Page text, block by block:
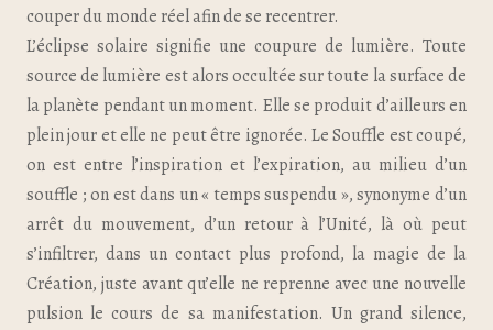
couper du monde réel afin de se recentrer.
L’éclipse solaire signifie une coupure de lumière. Toute
source de lumière est alors occultée sur toute la surface de
la planète pendant un moment. Elle se produit d’ailleurs en
plein jour et elle ne peut être ignorée. Le Souffle est coupé,
on est entre l’inspiration et l’expiration, au milieu d’un
souffle ; on est dans un « temps suspendu », synonyme d’un
arrêt du mouvement, d’un retour à l’Unité, là où peut
s’infiltrer, dans un contact plus profond, la magie de la
Création, juste avant qu’elle ne reprenne avec une nouvelle
pulsion le cours de sa manifestation. Un grand silence,